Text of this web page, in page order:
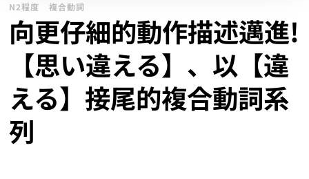
N2程度 複合動詞
向更仔細的動作描述邁進!
【思い違える】、以【違
える】接尾的複合動詞系
列